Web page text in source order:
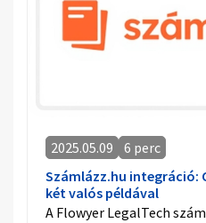
2025.05.09
6 perc
Számlázz.hu
két valós példával
A Flowyer LegalTech